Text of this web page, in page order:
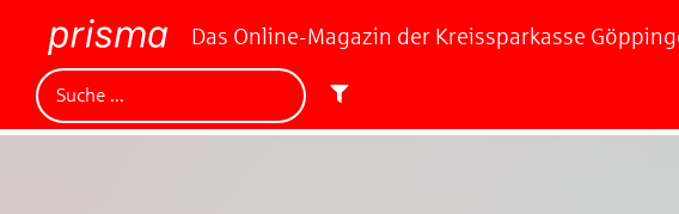
Das Online-Magazin der Kreissparkasse